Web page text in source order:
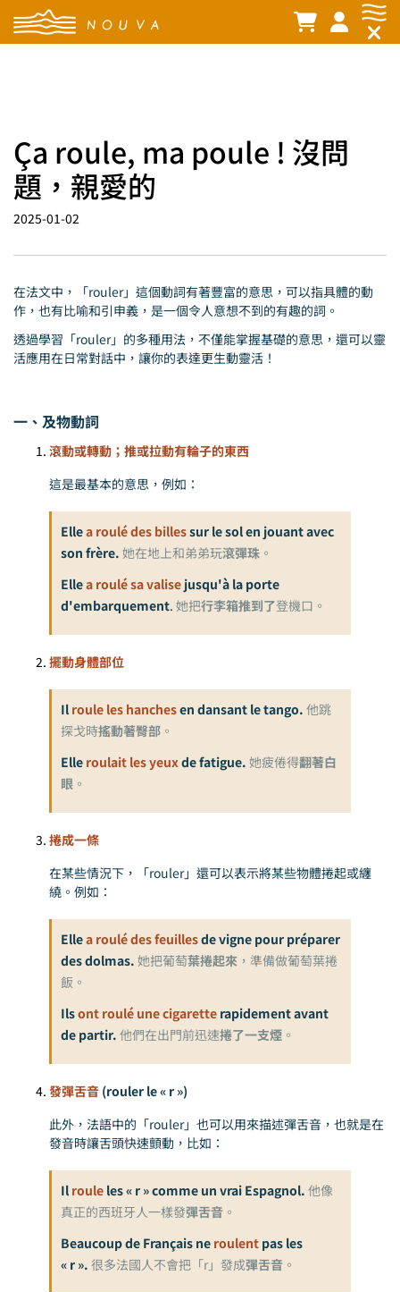
Ça roule, ma poule ! 沒問
題，親愛的
2025-01-02
在法文中，「rouler」這個動詞有著豐富的意思，可以指具體的動
作，也有比喻和引申義，是一個令人意想不到的有趣的詞。
透過學習「rouler」的多種用法，不僅能掌握基礎的意思，還可以靈
活應用在日常對話中，讓你的表達更生動靈活！
一、及物動詞
滾動或轉動；推或拉動有輪子的東西
這是最基本的意思，例如：
Ellea roulé des billessur le sol en jouant avec
son frère. 她在地上和弟弟玩滾彈珠 。
Ellea roulé sa valise jusqu'à la porte
d'embarquement. 她把行李箱推到了登機口。
擺動身體部位
Il roule les hanchesen dansant le tango. 他跳
探戈時搖動著臀部 。
Elle roulait les yeuxde fatigue. 她疲倦得翻著白
眼 。
捲成一條
在某些情況下，「rouler」還可以表示將某些物體捲起或纏
繞。例如：
Ellea roulé des feuillesde vigne pour préparer
des dolmas. 她把葡萄葉捲起來 ，準備做葡萄葉捲
飯。
Ilsont roulé une cigarette rapidement avant
de partir. 他們在出門前迅速捲了一支煙 。
發彈舌音 (rouler le « r »)
此外，法語中的「rouler」也可以用來描述彈舌音，也就是在
發音時讓舌頭快速顫動，比如：
Il roule les « r » comme un vrai Espagnol. 他像
真正的西班牙人一樣發彈舌音 。
Beaucoup de Français ne roulent pas les
« r ». 很多法國人不會把「r」發成彈舌音 。